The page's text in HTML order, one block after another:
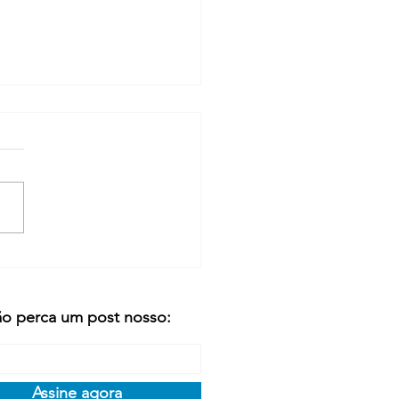
ou Não?
perca um post nosso:
Assine agora